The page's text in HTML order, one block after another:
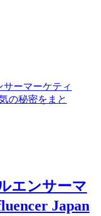
エンサーマ
Japan